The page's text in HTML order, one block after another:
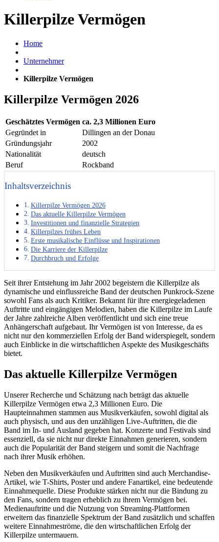
Killerpilze Vermögen
Home
Unternehmer
Killerpilze Vermögen
Killerpilze Vermögen 2026
Geschätztes Vermögen ca. 2,3 Millionen Euro
Gegründet in
Dillingen an der Donau
Gründungsjahr
2002
Nationalität
deutsch
Beruf
Rockband
Inhaltsverzeichnis
Killerpilze Vermögen 2026
Das aktuelle Killerpilze Vermögen
Investitionen und finanzielle Strategien
Killerpilzes frühes Leben
Erste musikalische Einflüsse und Inspirationen
Die Karriere der Killerpilze
Durchbruch und Erfolge
Seit ihrer Entstehung im Jahr 2002 begeistern die Killerpilze als
dynamische und einflussreiche Band der deutschen Punkrock-Szene
sowohl Fans als auch Kritiker. Bekannt für ihre energiegeladenen
Auftritte und eingängigen Melodien, haben die Killerpilze im Laufe
der Jahre zahlreiche Alben veröffentlicht und sich eine treue
Anhängerschaft aufgebaut. Ihr Vermögen ist von Interesse, da es
nicht nur den kommerziellen Erfolg der Band widerspiegelt, sondern
auch Einblicke in die wirtschaftlichen Aspekte des Musikgeschäfts
bietet.
Das aktuelle Killerpilze Vermögen
Unserer Recherche und Schätzung nach beträgt das aktuelle
Killerpilze Vermögen etwa 2,3 Millionen Euro. Die
Haupteinnahmen stammen aus Musikverkäufen, sowohl digital als
auch physisch, und aus den unzähligen Live-Auftritten, die die
Band im In- und Ausland gegeben hat. Konzerte und Festivals sind
essenziell, da sie nicht nur direkte Einnahmen generieren, sondern
auch die Popularität der Band steigern und somit die Nachfrage
nach ihrer Musik erhöhen.
Neben den Musikverkäufen und Auftritten sind auch Merchandise-
Artikel, wie T-Shirts, Poster und andere Fanartikel, eine bedeutende
Einnahmequelle. Diese Produkte stärken nicht nur die Bindung zu
den Fans, sondern tragen erheblich zu ihrem Vermögen bei.
Medienauftritte und die Nutzung von Streaming-Plattformen
erweitern das finanzielle Spektrum der Band zusätzlich und schaffen
weitere Einnahmeströme, die den wirtschaftlichen Erfolg der
Killerpilze untermauern.